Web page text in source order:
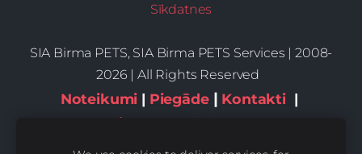
Sīkdatnes
SIA Birma PETS, SIA Birma PETS Services | 2008-
2026 | All Rights Reserved
Noteikumi | Piegāde | Kontakti|
Privātums,sīkdatnes